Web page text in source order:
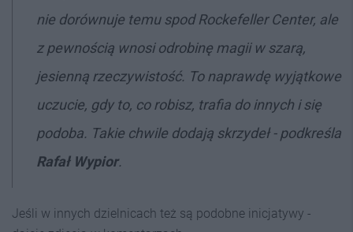
nie dorównuje temu spod Rockefeller Center, ale
z pewnością wnosi odrobinę magii w szarą,
jesienną rzeczywistość. To naprawdę wyjątkowe
uczucie, gdy to, co robisz, trafia do innych i się
podoba. Takie chwile dodają skrzydeł - podkreśla
Rafał Wypior.
Jeśli w innych dzielnicach też są podobne inicjatywy -